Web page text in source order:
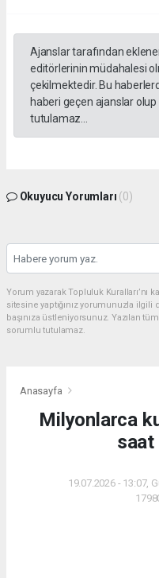
Ajanslar tarafından
editörlerinin müdahalesi
çekilmektedir. Bu
haberi geçen ajanslar
tutulamaz...
Okuyucu Yorumları (0)
Yorum yazarak Topluluk
sitesine yaptığınız yorumunuzla
başınıza üstleniyorsunuz. Yazılan
sorumlu tutulamaz.
Anasayfa
Milyonlarca
saat
19.07.2026 - 13:07,